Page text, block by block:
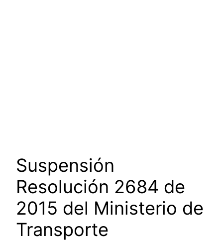
Suspensión
Resolución 2684 de
2015 del Ministerio de
Transporte